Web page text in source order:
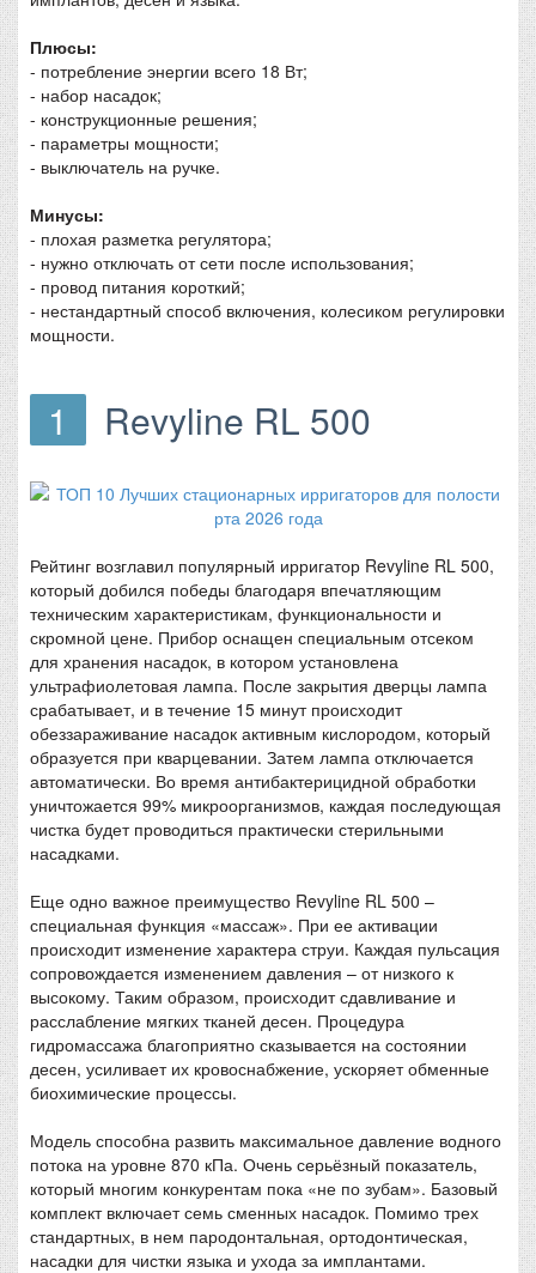
Плюсы:
- потребление энергии всего 18 Вт;
- набор насадок;
- конструкционные решения;
- параметры мощности;
- выключатель на ручке.
Минусы:
- плохая разметка регулятора;
- нужно отключать от сети после использования;
- провод питания короткий;
- нестандартный способ включения, колесиком регулировки
мощности.
1 Revyline RL 500
Рейтинг возглавил популярный ирригатор Revyline RL 500,
который добился победы благодаря впечатляющим
техническим характеристикам, функциональности и
скромной цене. Прибор оснащен специальным отсеком
для хранения насадок, в котором установлена
ультрафиолетовая лампа. После закрытия дверцы лампа
срабатывает, и в течение 15 минут происходит
обеззараживание насадок активным кислородом, который
образуется при кварцевании. Затем лампа отключается
автоматически. Во время антибактерицидной обработки
уничтожается 99% микроорганизмов, каждая последующая
чистка будет проводиться практически стерильными
насадками.
Еще одно важное преимущество Revyline RL 500 –
специальная функция «массаж». При ее активации
происходит изменение характера струи. Каждая пульсация
сопровождается изменением давления – от низкого к
высокому. Таким образом, происходит сдавливание и
расслабление мягких тканей десен. Процедура
гидромассажа благоприятно сказывается на состоянии
десен, усиливает их кровоснабжение, ускоряет обменные
биохимические процессы.
Модель способна развить максимальное давление водного
потока на уровне 870 кПа. Очень серьёзный показатель,
который многим конкурентам пока «не по зубам». Базовый
комплект включает семь сменных насадок. Помимо трех
стандартных, в нем пародонтальная, ортодонтическая,
насадки для чистки языка и ухода за имплантами.